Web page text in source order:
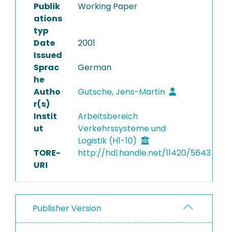
Publik
ations
typ
Working Paper
Date
Issued
2001
Sprac
he
German
Autho
r(s)
Gutsche, Jens-Martin
Instit
ut
Arbeitsbereich
Verkehrssysteme und
Logistik (H1-10)
TORE-
URI
http://hdl.handle.net/11420/5643
Publisher Version